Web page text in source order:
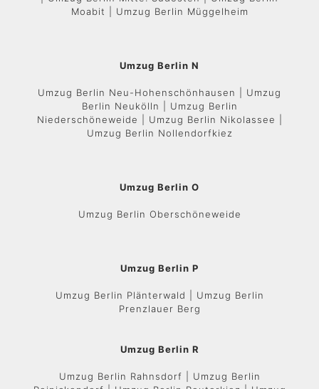
Moabit | Umzug Berlin Müggelheim
Umzug Berlin N
Umzug Berlin Neu-Hohenschönhausen | Umzug
Berlin Neukölln | Umzug Berlin
Niederschöneweide | Umzug Berlin Nikolassee |
Umzug Berlin Nollendorfkiez
Umzug Berlin O
Umzug Berlin Oberschöneweide
Umzug Berlin P
Umzug Berlin Plänterwald | Umzug Berlin
Prenzlauer Berg
Umzug Berlin R
Umzug Berlin Rahnsdorf | Umzug Berlin